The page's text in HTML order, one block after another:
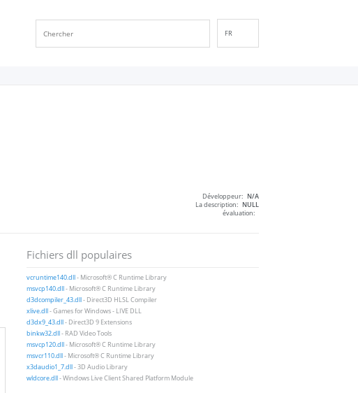
FR
NN
Développeur: N/A
La description: NULL
évaluation:
Fichiers dll populaires
vcruntime140.dll- Microsoft® C Runtime Library
msvcp140.dll- Microsoft® C Runtime Library
d3dcompiler_43.dll- Direct3D HLSL Compiler
xlive.dll- Games for Windows - LIVE DLL
d3dx9_43.dll- Direct3D 9 Extensions
binkw32.dll- RAD Video Tools
msvcp120.dll- Microsoft® C Runtime Library
msvcr110.dll- Microsoft® C Runtime Library
x3daudio1_7.dll- 3D Audio Library
wldcore.dll- Windows Live Client Shared Platform Module